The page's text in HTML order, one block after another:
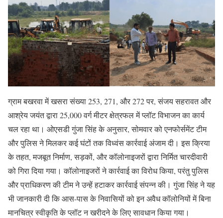
ग्राम बखरवा में खसरा संख्या 253, 271, और 272 पर, संजय सहरावत और
आश्रेय जयंत द्वारा 25,000 वर्ग मीटर क्षेत्रफल में प्लॉट विभाजन का कार्य
चल रहा था। ओएसडी गुंजा सिंह के अनुसार, सोमवार को एनफोर्समेंट टीम
और पुलिस ने मिलकर कई घंटों तक विध्वंस कार्रवाई अंजाम दी। इस क्रिया
के तहत, मजबूत निर्माण, सड़कों, और कॉलोनाइजरों द्वारा निर्मित चारदीवारी
को गिरा दिया गया। कॉलोनाइजरों ने कार्रवाई का विरोध किया, परंतु पुलिस
और प्राधिकरण की टीम ने उन्हें हटाकर कार्रवाई संपन्न की। गुंजा सिंह ने यह
भी जानकारी दी कि आस-पास के निवासियों को इन अवैध कॉलोनियों में बिना
मानचित्र स्वीकृति के प्लॉट न खरीदने के लिए सावधान किया गया।